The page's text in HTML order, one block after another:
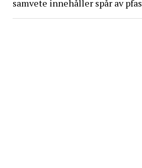
samvete innehåller spår av pfas